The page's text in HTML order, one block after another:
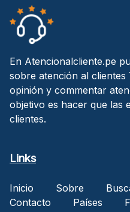
En Atencionalcliente.pe
sobre atención al clientes
opinión y commentar
objetivo es hacer que las
clientes.
Links
Inicio Sobre
Contacto
Países